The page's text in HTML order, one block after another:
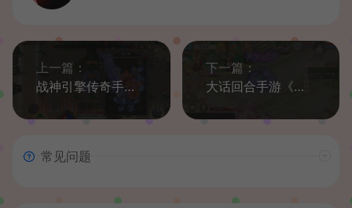
上一篇：
战神引擎传奇手游【单职业冰雪高爆第二季修复版本】最新整理WIN系特色服务端+安卓+GM后台+详细搭建教程
下一篇：
大话回合手游《精品西游之星阵精修版》最新整理WIN系服务端+安卓苹果双端+GM后台+详细搭建教程
常见问题